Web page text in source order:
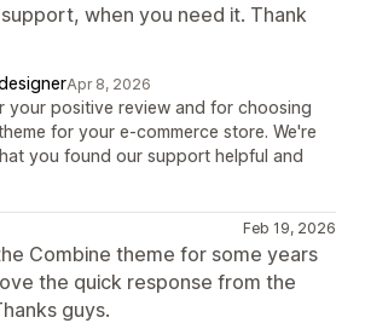
when you need it. Thank
Apr 8, 2026
your positive review and for choosing
for your e-commerce store. We're
you found our support helpful and
Feb 19, 2026
Combine theme for some years
the quick response from the
guys.